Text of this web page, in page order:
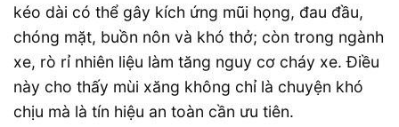
kéo dài có thể gây kích ứng mũi họng, đau đầu,
chóng mặt, buồn nôn và khó thở; còn trong ngành
xe, rò rỉ nhiên liệu làm tăng nguy cơ cháy xe. Điều
này cho thấy mùi xăng không chỉ là chuyện khó
chịu mà là tín hiệu an toàn cần ưu tiên.